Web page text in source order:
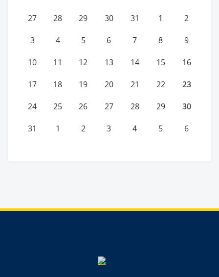
27 28 29 30 31 1 2
3 4 5 6 7 8 9
10 11 12 13 14 15 16
17 18 19 20 21 22 23
24 25 26 27 28 29 30
31 1 2 3 4 5 6